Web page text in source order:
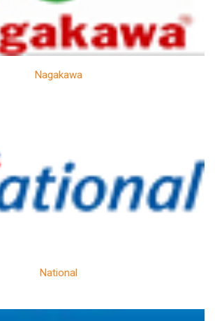
Nagakawa
National